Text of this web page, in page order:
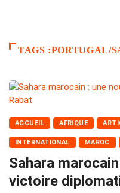
TAGS :PORTUGAL/
ACCUEIL AFRIQUE
INTERNATIONAL MAROC
Sahara
victoire